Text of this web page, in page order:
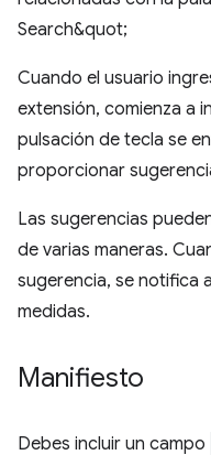
Cuando el usuario
extensión, comienza a
pulsación de tecla se
proporcionar
Las sugerencias
de varias maneras.
sugerencia, se notifica
medidas.
Manifiesto
Debes incluir un campo